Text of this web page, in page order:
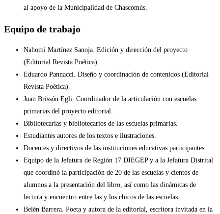
al apoyo de la Municipalidad de Chascomús.
Equipo de trabajo
Nahomi Martínez Sanoja. Edición y dirección del proyecto
(Editorial Revista Poética)
Eduardo Pannacci. Diseño y coordinación de contenidos (Editorial
Revista Poética)
Juan Brissón Egli. Coordinador de la articulación con escuelas
primarias del proyecto editorial.
Bibliotecarias y bibliotecarios de las escuelas primarias.
Estudiantes autores de los textos e ilustraciones.
Docentes y directivos de las instituciones educativas participantes.
Equipo de la Jefatura de Región 17 DIEGEP y a la Jefatura Distrital
que coordinó la participación de 20 de las escuelas y cientos de
alumnos a la presentación del libro, así como las dinámicas de
lectura y encuentro entre las y los chicos de las escuelas.
Belén Barrera. Poeta y autora de la editorial, escritora invitada en la